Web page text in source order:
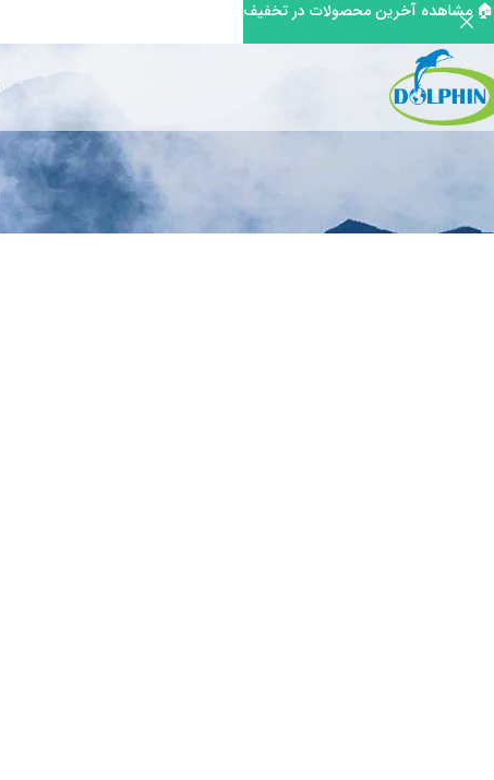
🏠 مشاهده آخرین محصولات در تخفیف